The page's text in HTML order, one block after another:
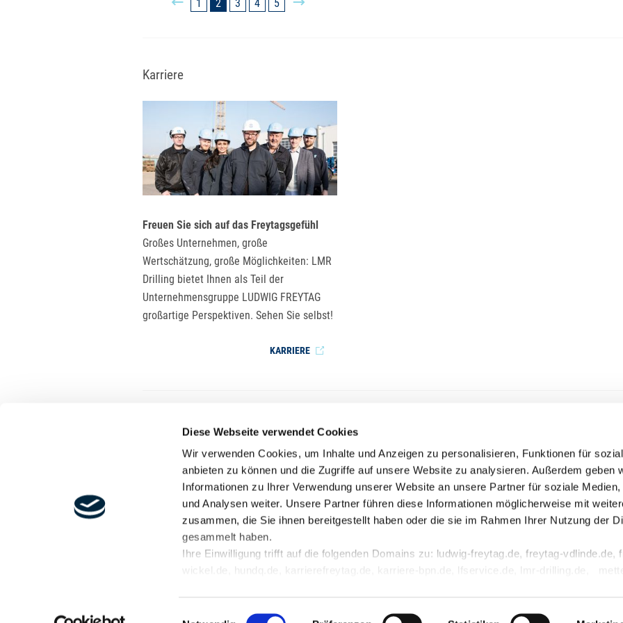
Diese Webseite verwendet Cookies
Wir verwenden Cookies, um Inhalte und Anzeigen zu personalisieren, Funktionen für
anbieten zu können und die Zugriffe auf unsere Website zu analysieren. Außerdem geben
Informationen zu Ihrer Verwendung unserer Website an unsere Partner für soziale Medien,
und Analysen weiter. Unsere Partner führen diese Informationen möglicherweise mit
zusammen, die Sie ihnen bereitgestellt haben oder die sie im Rahmen Ihrer Nutzung der
gesammelt haben.
Ihre Einwilligung trifft auf die folgenden Domains zu: ludwig-freytag.de, freytag-vdlinde.de,
wickel.de, hundq.de, karrierefreytag.de, karriere-bpn.de, lfservice.de, lmr-drilling.de,
Einwilligungsauswahl
1 2 3 4 5
Karriere
Freuen Sie sich auf das Freytagsgefühl
Großes Unternehmen, große
Wertschätzung, große Möglichkeiten: LMR
Drilling bietet Ihnen als Teil der
Unternehmensgruppe LUDWIG FREYTAG
großartige Perspektiven. Sehen Sie selbst!
KARRIERE
Unternehmensgruppe LUDWIG FREYTAG
LMR Drilling GmbH
Ammerländer Heerstraße 368 · 26129 Oldenburg
+49 441 97191-0· info@lmr-drilling.de